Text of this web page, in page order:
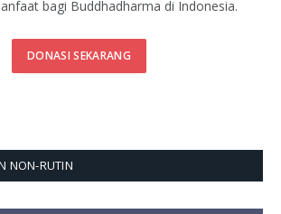
bagi Buddhadharma di Indonesia.
DONASI SEKARANG
NON-RUTIN